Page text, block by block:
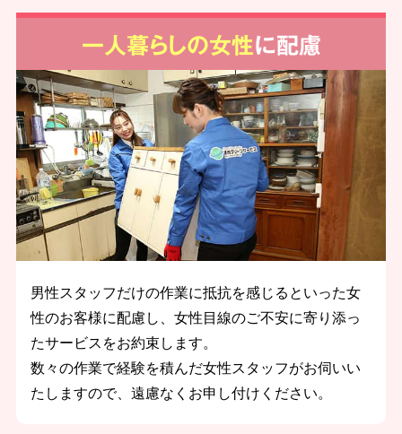
一人暮らしの女性に配慮
男性スタッフだけの作業に抵抗を感じるといった女
性のお客様に配慮し、女性目線のご不安に寄り添っ
たサービスをお約束します。
数々の作業で経験を積んだ女性スタッフがお伺いい
たしますので、遠慮なくお申し付けください。